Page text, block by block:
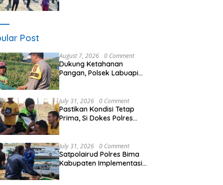
Post
August 7, 2026 0 Comment
Dukung Ketahanan
Pangan, Polsek Labuapi
Bongkot
July 31, 2026 0 Comment
Pastikan Kondisi Tetap
Prima, Si Dokes Polres
Bagi Personel Secara
Berkala
July 31, 2026 0 Comment
Satpolairud Polres Bima
Kabupaten Implementasi